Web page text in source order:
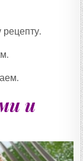
рецепту.
и